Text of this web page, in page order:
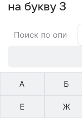
на букву З
А Б
Е Ж